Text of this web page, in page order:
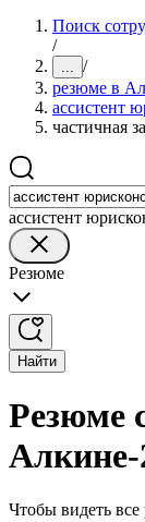
Поиск
/
... /
резюме в
ассистент
частичная
ассистент
Резюме
Найти
Резюме
Алкине-
Чтобы видеть все